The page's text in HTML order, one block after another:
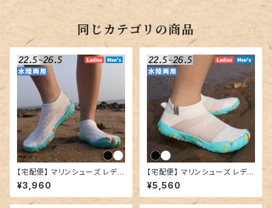
同じカテゴリの商品
【宅配便】 マリンシューズ レディ
ース メンズ 男女兼用／shoes1
94
¥3,960
【宅配便】 マリンシューズ レディ
ース メンズ 男女兼用／shoes1
96
¥5,560